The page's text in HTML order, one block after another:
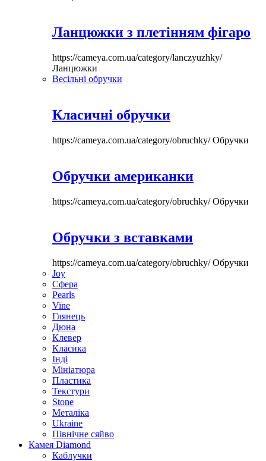
Ланцюжки з плетінням фігаро
https://cameya.com.ua/category/lanczyuzhky/
Ланцюжки
Весільні обручки
Класичні обручки
https://cameya.com.ua/category/obruchky/Обручки
Обручки американки
https://cameya.com.ua/category/obruchky/Обручки
Обручки з вставками
https://cameya.com.ua/category/obruchky/Обручки
Joy
Сфера
Pearls
Vine
Глянець
Дюна
Клевер
Класика
Інді
Мініатюра
Пластика
Текстури
Stone
Металіка
Ukraine
Північне сяйво
Камея Diamond
Каблучки